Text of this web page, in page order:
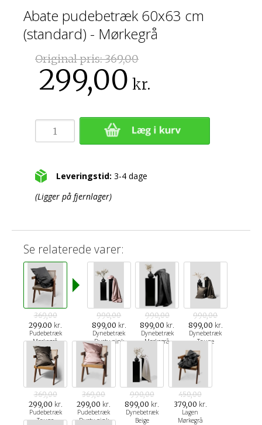
Abate pudebetræk 60x63 cm
(standard) - Mørkegrå
Original pris:369,00
299,00 kr.
Leveringstid: 3-4 dage
(Ligger på fjernlager)
Se relaterede varer:
369,00
299.00 kr.
Pudebetræk
Mørkegrå
990,00
899,00 kr.
Dynebetræk
Dusty pink
990,00
899,00 kr.
Dynebetræk
Mørkegrå
990,00
899,00 kr.
Dynebetræk
Taupe
369,00
299,00 kr.
Pudebetræk
Taupe
369,00
299,00 kr.
Pudebetræk
Dusty pink
990,00
899,00 kr.
Dynebetræk
Beige
450,00
379,00 kr.
Lagen
Mørkegrå